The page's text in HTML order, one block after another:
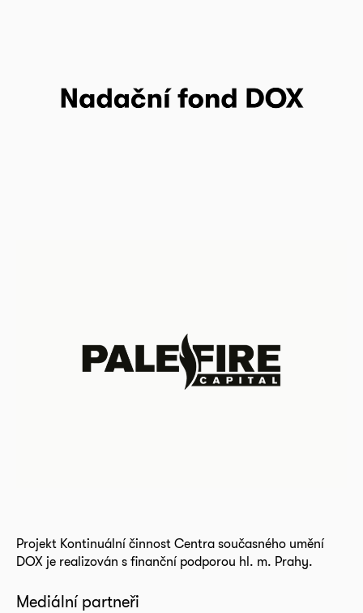
Projekt Kontinuální činnost Centra současného umění
DOX je realizován s finanční podporou hl. m. Prahy.
Mediální partneři